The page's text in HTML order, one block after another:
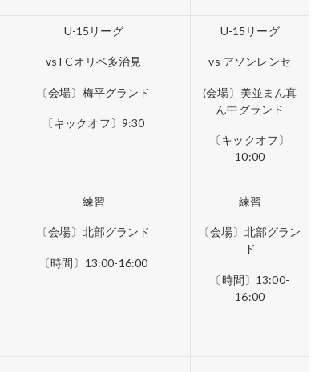
U-15リーグ
vs FCオリベ多治見
〔会場〕梅平グランド
〔キックオフ〕9:30
U-15リーグ
vs アソンレンセ
(会場〕美並まん真
ん中グランド
〔キックオフ〕
10:00
練習
〔会場〕北部グランド
〔時間〕13:00-16:00
練習
〔会場〕北部グラン
ド
〔時間〕13:00-
16:00